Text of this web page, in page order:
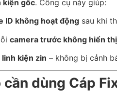
kiện gốc. Công cụ này giúp:
ID không hoạt động sau khi
camera trước không hiển thị
kiện zin – không bị cảnh
cần dùng Cáp